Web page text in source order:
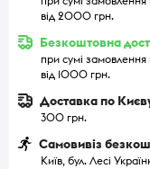
від 2000 грн.
Безкоштовна
при сумі
від 1000 грн.
Доставка по
300 грн.
Самовивіз
Київ, бул. Лесі